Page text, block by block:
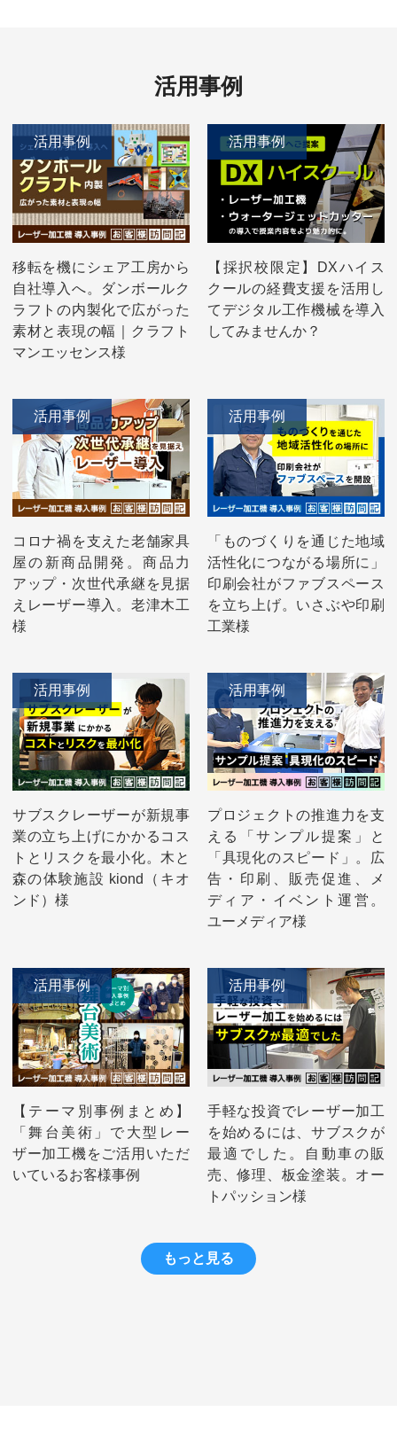
活用事例
活用事例
移転を機にシェア工房から
自社導入へ。ダンボールク
ラフトの内製化で広がった
素材と表現の幅｜クラフト
マンエッセンス様
活用事例
【採択校限定】DXハイス
クールの経費支援を活用し
てデジタル工作機械を導入
してみませんか？
活用事例
コロナ禍を支えた老舗家具
屋の新商品開発。商品力
アップ・次世代承継を見据
えレーザー導入。老津木工
様
活用事例
「ものづくりを通じた地域
活性化につながる場所に」
印刷会社がファブスペース
を立ち上げ。いさぶや印刷
工業様
活用事例
サブスクレーザーが新規事
業の立ち上げにかかるコス
トとリスクを最小化。木と
森の体験施設 kiond（キオ
ンド）様
活用事例
プロジェクトの推進力を支
える「サンプル提案」と
「具現化のスピード」。広
告・印刷、販売促進、メ
ディア・イベント運営。
ユーメディア様
活用事例
【テーマ別事例まとめ】
「舞台美術」で大型レー
ザー加工機をご活用いただ
いているお客様事例
活用事例
手軽な投資でレーザー加工
を始めるには、サブスクが
最適でした。自動車の販
売、修理、板金塗装。オー
トパッション様
もっと見る